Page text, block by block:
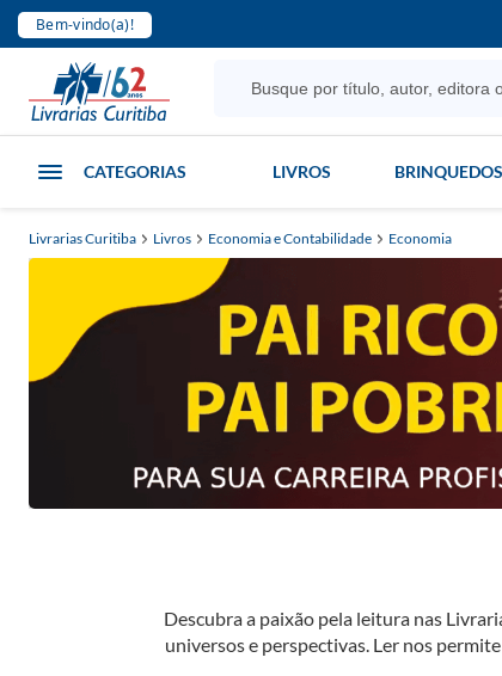
Bem-vindo(a)!
CATEGORIAS LIVROS BRINQUEDOS
Livrarias Curitiba Livros Economia e Contabilidade Economia
Descubra a paixão pela leitura nas
universos e perspectivas. Ler nos